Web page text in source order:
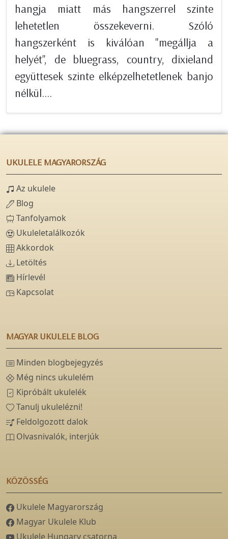
hangja miatt más hangszerrel szinte
lehetetlen összekeverni. Szóló
hangszerként is kiválóan "megállja a
helyét", de bluegrass, country, dixieland
együttesek szinte elképzelhetetlenek banjo
nélkül....
UKULELE MAGYARORSZÁG
Az ukulele
Blog
Tanfolyamok
Ukuleletalálkozók
Akkordok
Letöltés
Hírlevél
Kapcsolat
MAGYAR UKULELE BLOG
Minden blogbejegyzés
Még nincs ukulelém
Kipróbált ukulelék
Tanulj ukulelézni!
Feldolgozott dalok
Olvasnivalók, interjúk
KÖZÖSSÉG
Ukulele Magyarország
Magyar Ukulele Klub
Ukulele Hungary csatorna